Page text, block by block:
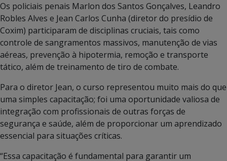
Os policiais penais Marlon dos Santos Gonçalves, Leandro
Robles Alves e Jean Carlos Cunha (diretor do presídio de
Coxim) participaram de disciplinas cruciais, tais como
controle de sangramentos massivos, manutenção de vias
aéreas, prevenção à hipotermia, remoção e transporte
tático, além de treinamento de tiro de combate.
Para o diretor Jean, o curso representou muito mais do que
uma simples capacitação; foi uma oportunidade valiosa de
integração com profissionais de outras forças de
segurança e saúde, além de proporcionar um aprendizado
essencial para situações críticas.
“Essa capacitação é fundamental para garantir um